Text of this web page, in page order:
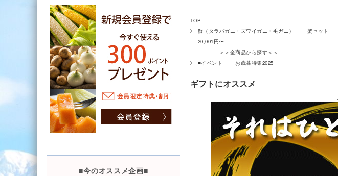
TOP
蟹（タラバガニ・ズワイガニ・毛ガニ）
蟹セット
20,001円〜
＞＞全商品から探す＜＜
■イベント
お歳暮特集2025
ギフトにオススメ
■今のオススメ企画■